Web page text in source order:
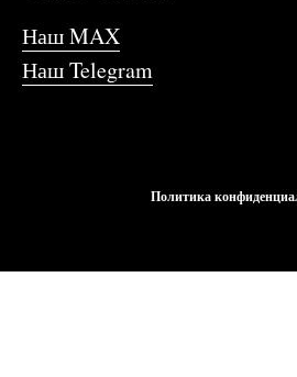
Наш MAX
Наш Telegram
Политика